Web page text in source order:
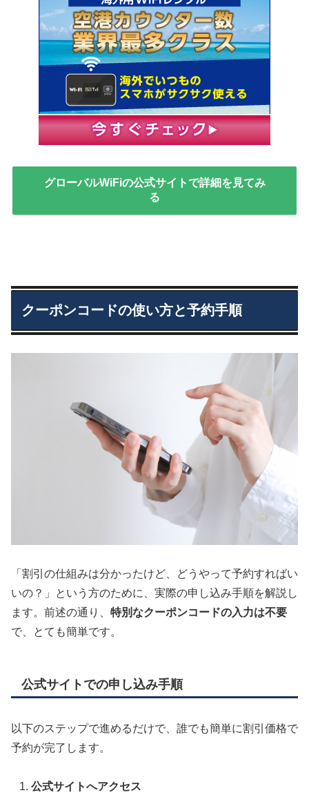
グローバルWiFiの公式サイトで詳細を見てみ
る
クーポンコードの使い方と予約手順
「割引の仕組みは分かったけど、どうやって予約すればい
いの？」という方のために、実際の申し込み手順を解説し
ます。前述の通り、 特別なクーポンコードの入力は不要
で、とても簡単です。
公式サイトでの申し込み手順
以下のステップで進めるだけで、誰でも簡単に割引価格で
予約が完了します。
公式サイトへアクセス